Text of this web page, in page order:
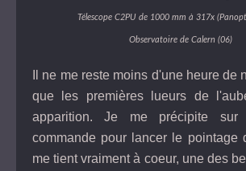
Télescope C2PU de 1000 mm à 317x
Observatoire de Calern (06)
Il ne me reste moins d'une heure de
que les premières lueurs de
apparition. Je me précipite
commande pour lancer le pointage
me tient vraiment à coeur, une des